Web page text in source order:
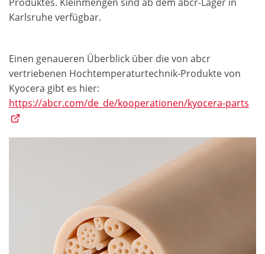
Karlsruhe verfügbar.
Einen genaueren Überblick über die von abcr
vertriebenen Hochtemperaturtechnik-Produkte von
Kyocera gibt es hier:
https://abcr.com/de_de/kooperationen/kyocera-parts